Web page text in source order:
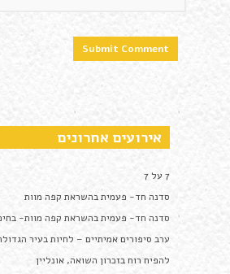
אירועים אחרונים
7 על 7
סדנה חד- פעמית בהשראת קפה מוות
סדנה חד- פעמית בהשראת קפה מוות-
ערב סיפורים אמיתיים – לחיות בעיר
להפיח רוח בזכרון השואה, אונליין